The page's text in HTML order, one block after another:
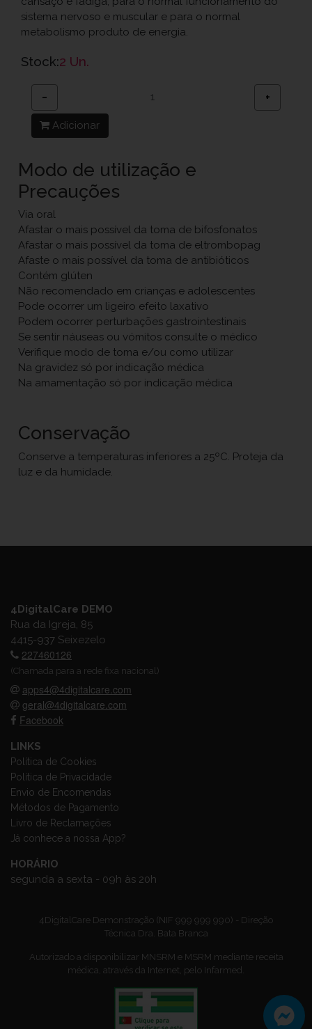
sistema nervoso e muscular e para o normal
metabolismo produto de energia.
Stock:2 Un.
− +
Adicionar
Modo de utilização e
Precauções
Via oral
Afastar o mais possível da toma de bifosfonatos
Afastar o mais possível da toma de eltrombopag
Afaste o mais possível da toma de antibióticos
Contém glúten
Não recomendado em crianças e adolescentes
Pode ocorrer um ligeiro efeito laxativo
Podem ocorrer perturbações gastrointestinais
Se sentir náuseas ou vómitos consulte o médico
Verifique modo de toma e/ou como utilizar
Na gravidez só por indicação médica
Na amamentação só por indicação médica
Conservação
Conserve a temperaturas inferiores a 25ºC. Proteja da
luz e da humidade.
4DigitalCare DEMO
Rua da Igreja, 85
4415-937 Seixezelo
227460126
(Chamada para a rede fixa nacional)
apps4@4digitalcare.com
geral@4digitalcare.com
Facebook
LINKS
Política de Cookies
Política de Privacidade
Envio de Encomendas
Métodos de Pagamento
Livro de Reclamações
Já conhece a nossa App?
HORÁRIO
segunda a sexta - 09h às 20h
4DigitalCare Demonstração (NIF 999 999 990) - Direção
Técnica Dra. Bata Branca
Autorizado a disponibilizar MNSRM e MSRM mediante receita
médica, através da Internet, pelo Infarmed.